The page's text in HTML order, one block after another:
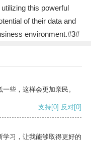
this powerful
of their data and
environment.#3#
些，这样会更加亲民。
支持[0] 反对[0]
习，让我能够取得更好的